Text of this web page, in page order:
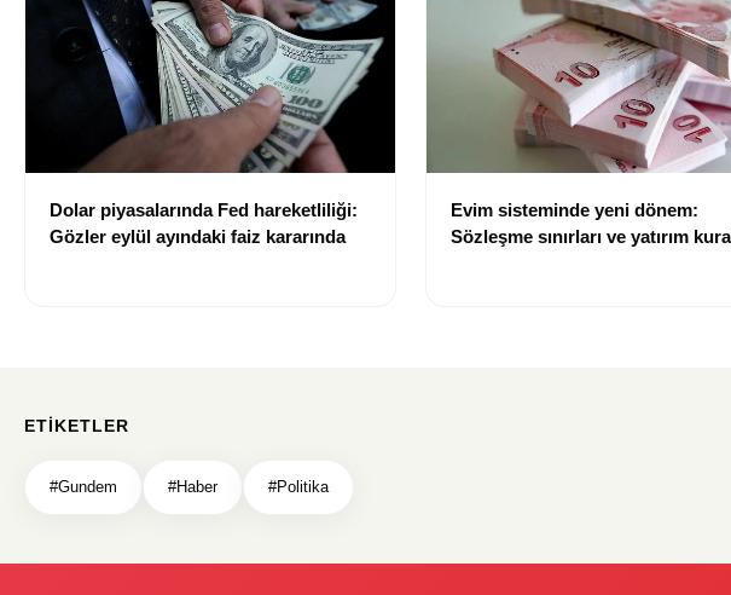
Dolar piyasalarında Fed hareketliliği:
Gözler eylül ayındaki faiz kararında
Evim sisteminde yeni dönem:
Sözleşme sınırları ve yatırım
ETIKETLER
#Gundem #Haber #Politika